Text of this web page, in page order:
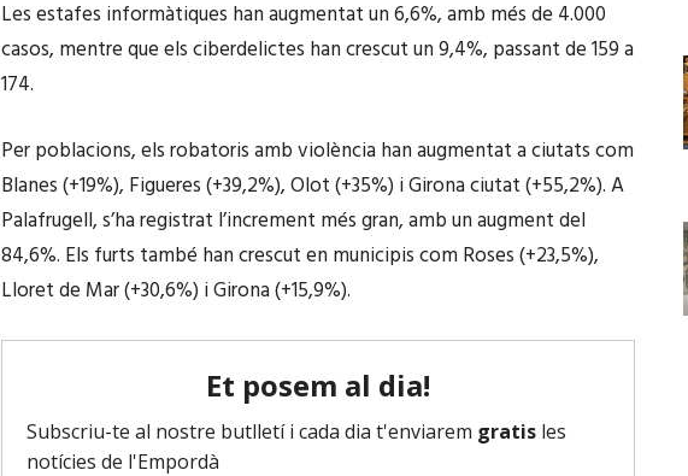
Les estafes informàtiques han augmentat un 6,6%, amb més de 4.000
casos, mentre que els ciberdelictes han crescut un 9,4%, passant de 159 a
174.
Per poblacions, els robatoris amb violència han augmentat a ciutats com
Blanes (+19%), Figueres (+39,2%), Olot (+35%) i Girona ciutat (+55,2%). A
Palafrugell, s’ha registrat l’increment més gran, amb un augment del
84,6%. Els furts també han crescut en municipis com Roses (+23,5%),
Lloret de Mar (+30,6%) i Girona (+15,9%).